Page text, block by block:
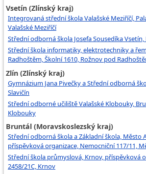
Vsetín (Zlínský kraj)
Integrovaná střední škola Valašské Meziříčí,
Valašské Meziříčí
Střední odborná škola Josefa Sousedíka
Střední škola informatiky, elektrotechniky a
Radhoštěm, Školní 1610, Rožnov pod
Zlín (Zlínský kraj)
Gymnázium Jana Pivečky a Střední odborná
Slavičín
Střední odborné učiliště Valašské Klobouky,
Klobouky
Bruntál (Moravskoslezský kraj)
Střední odborná škola a Základní škola, Město
příspěvková organizace, Nemocniční 117/11,
Střední škola průmyslová, Krnov, příspěvková
2458/21C, Krnov